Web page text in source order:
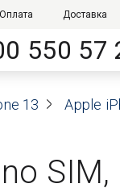
Оплата Доставка
550 57
13 Apple